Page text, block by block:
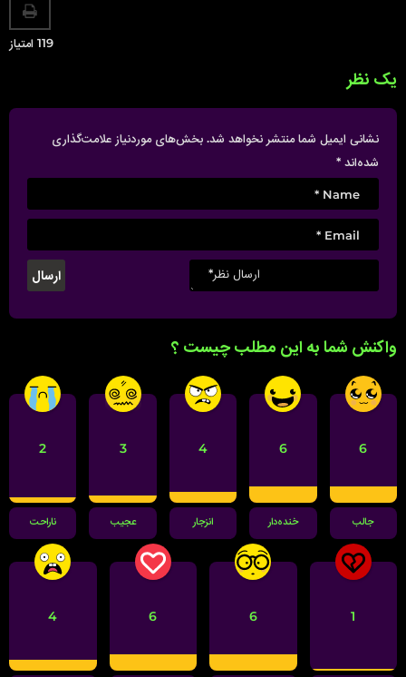
119 امتیاز
یک نظر
نشانی ایمیل شما منتشر نخواهد شد. بخش‌های موردنیاز علامت‌گذاری
شده‌اند *
واکنش شما به این مطلب چیست ؟
6
جالب
6
خنده‌دار
4
انزجار
3
عجیب
2
ناراحت
1
6
6
4